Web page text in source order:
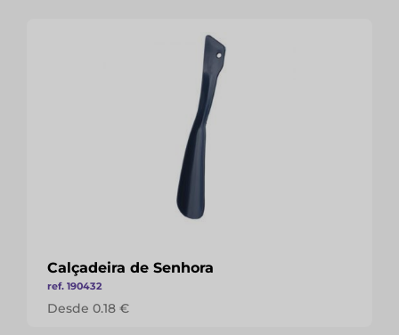
Calçadeira de Senhora
ref. 190432
Desde 0.18 €